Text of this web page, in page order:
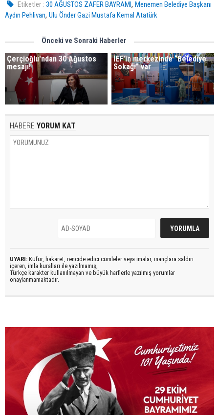
Etiketler : 30 AĞUSTOS ZAFER BAYRAMI,Menemen Belediye Başkanı
Aydın Pehlivan, Ulu Önder Gazi Mustafa Kemal Atatürk
Önceki ve Sonraki Haberler
Çerçioğlu'ndan 30 Ağustos
mesajı!
İEF'in merkezinde “Belediye
Sokağı” var
HABERE YORUM KAT
UYARI: Küfür, hakaret, rencide edici cümleler veya imalar, inançlara saldırı
içeren, imla kuralları ile yazılmamış,
Türkçe karakter kullanılmayan ve büyük harflerle yazılmış yorumlar
onaylanmamaktadır.